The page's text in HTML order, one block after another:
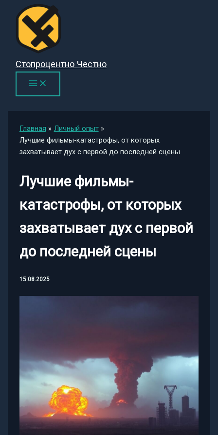
Перейти
содержимому
Стопроцентно Честно
Главная
Личный опыт
Лучшие фильмы-катастрофы, от которых
захватывает дух с первой до последней сцены
Лучшие фильмы-
катастрофы, от которых
захватывает дух с первой
до последней сцены
15.08.2025